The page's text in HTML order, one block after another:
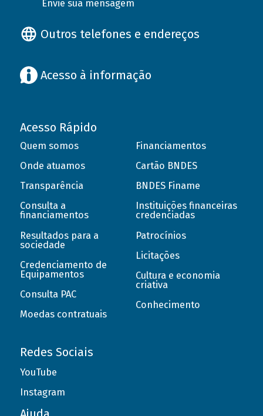
Envie sua mensagem
Outros telefones e endereços
Acesso à informação
Acesso Rápido
Quem somos
Onde atuamos
Transparência
Consulta a
financiamentos
Resultados para a
sociedade
Credenciamento de
Equipamentos
Consulta PAC
Moedas contratuais
Financiamentos
Cartão BNDES
BNDES Finame
Instituições financeiras
credenciadas
Patrocínios
Licitações
Cultura e economia
criativa
Conhecimento
Redes Sociais
YouTube
Instagram